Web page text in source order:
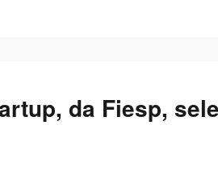
da Fiesp,